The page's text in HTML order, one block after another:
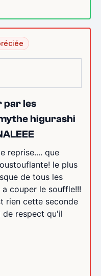
par les
higurashi
reprise.... que
le plus
de tous les
couper le souffle!!!
rien cette seconde
respect qu'il